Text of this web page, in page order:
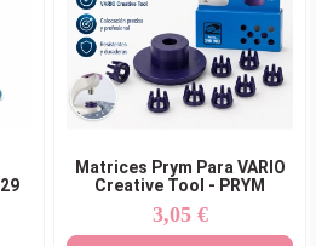
Matrices Prym Para VARIO
Creative Tool - PRYM
Precio
3,05 €